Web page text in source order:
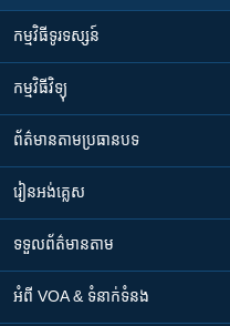
កម្មវិធី​ទូរទស្សន៍
កម្មវិធី​វិទ្យុ
ព័ត៌មាន​តាមប្រធានបទ​
រៀន​​អង់គ្លេស
ទទួល​ព័ត៌មាន​តាម
អំពី​ VOA & ទំនាក់ទំនង